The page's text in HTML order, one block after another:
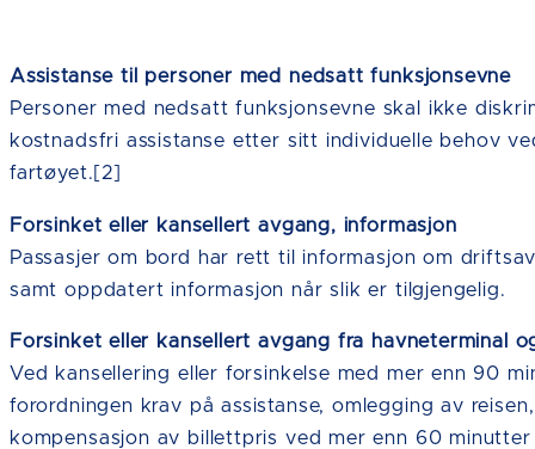
Assistanse til personer med nedsatt funksjonsevne
Personer med nedsatt funksjonsevne skal ikke
kostnadsfri assistanse etter sitt individuelle behov
fartøyet.[2]
Forsinket eller kansellert avgang, informasjon
Passasjer om bord har rett til informasjon om
samt oppdatert informasjon når slik er tilgjengelig.
Forsinket eller kansellert avgang fra havneterminal
Ved kansellering eller forsinkelse med mer enn 90
forordningen krav på assistanse, omlegging av
kompensasjon av billettpris ved mer enn 60